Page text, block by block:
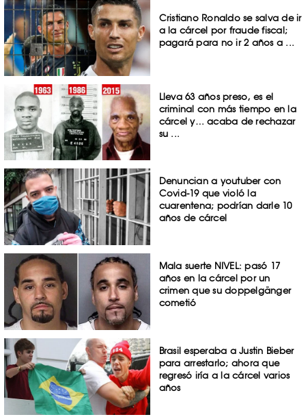
Cristiano Ronaldo se salva de ir
a la cárcel por fraude fiscal;
pagará para no ir 2 años a ...
Lleva 63 años preso, es el
criminal con más tiempo en la
cárcel y… acaba de rechazar
su ...
Denuncian a youtuber con
Covid-19 que violó la
cuarentena; podrían darle 10
años de cárcel
Mala suerte NIVEL: pasó 17
años en la cárcel por un
crimen que su doppelgänger
cometió
Brasil esperaba a Justin Bieber
para arrestarlo; ahora que
regresó iría a la cárcel varios
años